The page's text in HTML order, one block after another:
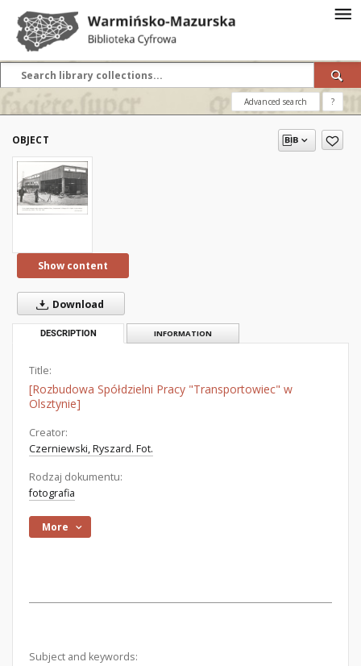
Advanced search ?
OBJECT
Show content
Download
DESCRIPTION INFORMATION
Title:
[Rozbudowa Spółdzielni Pracy "Transportowiec" w
Olsztynie]
Creator:
Czerniewski, Ryszard. Fot.
Rodzaj dokumentu:
fotografia
More
Subject and keywords: